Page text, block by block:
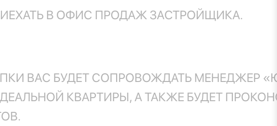
В ОФИС ПРОДАЖ ЗАСТРОЙЩИКА.
ВАС БУДЕТ СОПРОВОЖДАТЬ МЕНЕДЖЕР
КВАРТИРЫ, А ТАКЖЕ БУДЕТ